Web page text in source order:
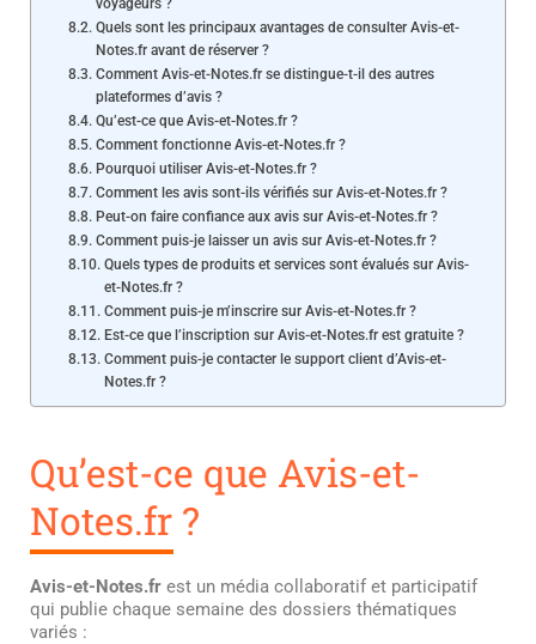
voyageurs ?
Quels sont les principaux avantages de consulter Avis-et-
Notes.fr avant de réserver ?
Comment Avis-et-Notes.fr se distingue-t-il des autres
plateformes d’avis ?
Qu’est-ce que Avis-et-Notes.fr ?
Comment fonctionne Avis-et-Notes.fr ?
Pourquoi utiliser Avis-et-Notes.fr ?
Comment les avis sont-ils vérifiés sur Avis-et-Notes.fr ?
Peut-on faire confiance aux avis sur Avis-et-Notes.fr ?
Comment puis-je laisser un avis sur Avis-et-Notes.fr ?
Quels types de produits et services sont évalués sur Avis-
et-Notes.fr ?
Comment puis-je m’inscrire sur Avis-et-Notes.fr ?
Est-ce que l’inscription sur Avis-et-Notes.fr est gratuite ?
Comment puis-je contacter le support client d’Avis-et-
Notes.fr ?
Qu’est-ce que Avis-et-
Notes.fr ?
Avis-et-Notes.fr est un média collaboratif et participatif
qui publie chaque semaine des dossiers thématiques
variés :